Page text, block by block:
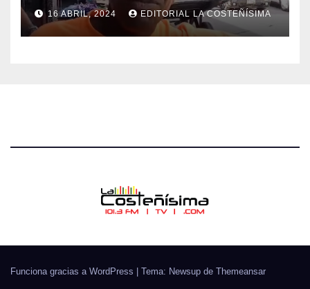
16 ABRIL, 2024 EDITORIAL LA COSTEÑÍSIMA
Funciona gracias a WordPress Tema: Newsup de Themeansar